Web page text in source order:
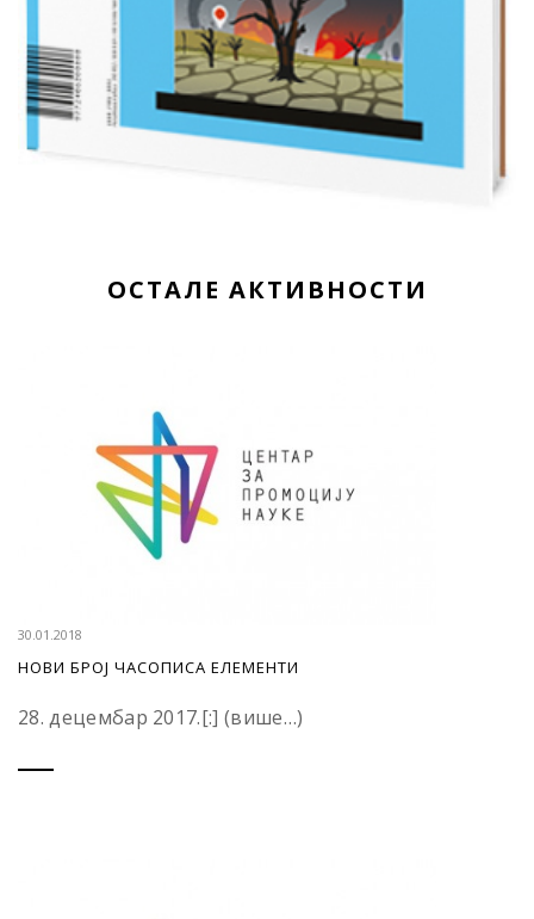
ОСТАЛЕ АКТИВНОСТИ
30.01.2018
НОВИ БРОЈ ЧАСОПИСА ЕЛЕМЕНТИ
28. децембар 2017.[:] (више…)